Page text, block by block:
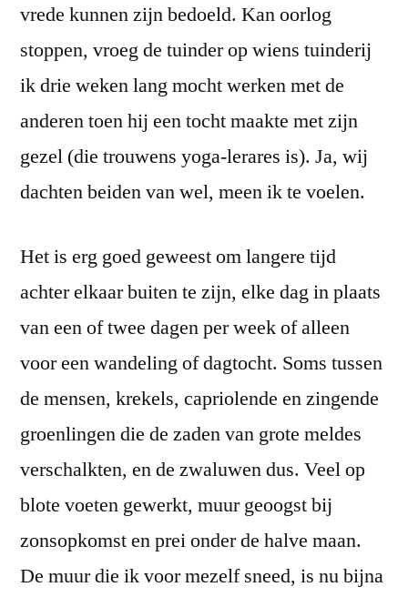
vrede kunnen zijn bedoeld. Kan oorlog
stoppen, vroeg de tuinder op wiens tuinderij
ik drie weken lang mocht werken met de
anderen toen hij een tocht maakte met zijn
gezel (die trouwens yoga-lerares is). Ja, wij
dachten beiden van wel, meen ik te voelen.
Het is erg goed geweest om langere tijd
achter elkaar buiten te zijn, elke dag in plaats
van een of twee dagen per week of alleen
voor een wandeling of dagtocht. Soms tussen
de mensen, krekels, capriolende en zingende
groenlingen die de zaden van grote meldes
verschalkten, en de zwaluwen dus. Veel op
blote voeten gewerkt, muur geoogst bij
zonsopkomst en prei onder de halve maan.
De muur die ik voor mezelf sneed, is nu bijna